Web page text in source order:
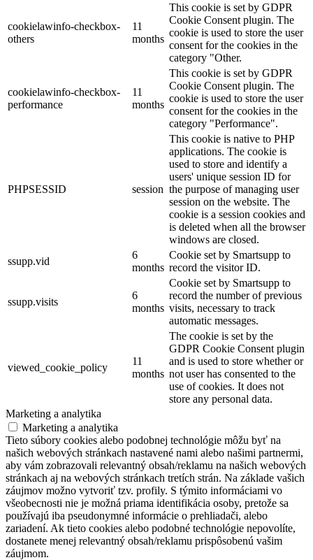
cookielawinfo-checkbox-
others
11
months
This cookie is set by GDPR
Cookie Consent plugin. The
cookie is used to store the user
consent for the cookies in the
category "Other.
cookielawinfo-checkbox-
performance
11
months
This cookie is set by GDPR
Cookie Consent plugin. The
cookie is used to store the user
consent for the cookies in the
category "Performance".
PHPSESSID session
This cookie is native to PHP
applications. The cookie is
used to store and identify a
users' unique session ID for
the purpose of managing user
session on the website. The
cookie is a session cookies and
is deleted when all the browser
windows are closed.
ssupp.vid
6
months
Cookie set by Smartsupp to
record the visitor ID.
ssupp.visits
6
months
Cookie set by Smartsupp to
record the number of previous
visits, necessary to track
automatic messages.
viewed_cookie_policy
11
months
The cookie is set by the
GDPR Cookie Consent plugin
and is used to store whether or
not user has consented to the
use of cookies. It does not
store any personal data.
Marketing a analytika
Marketing a analytika
Tieto súbory cookies alebo podobnej technológie môžu byť na
našich webových stránkach nastavené nami alebo našimi partnermi,
aby vám zobrazovali relevantný obsah/reklamu na našich webových
stránkach aj na webových stránkach tretích strán. Na základe vašich
záujmov možno vytvoriť tzv. profily. S týmito informáciami vo
všeobecnosti nie je možná priama identifikácia osoby, pretože sa
používajú iba pseudonymné informácie o prehliadači, alebo
zariadení. Ak tieto cookies alebo podobné technológie nepovolíte,
dostanete menej relevantný obsah/reklamu prispôsobenú vašim
záujmom.